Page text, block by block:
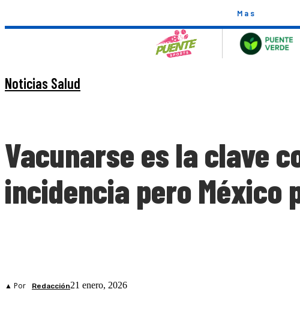
Mas
Noticias Salud
Vacunarse es la clave
incidencia pero México
▲ Por Redacción21 enero, 2026